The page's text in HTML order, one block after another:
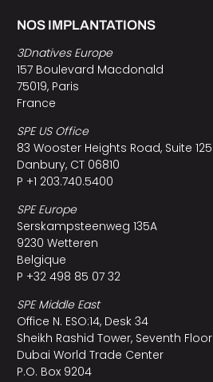
NOS IMPLANTATIONS
3Dnatives Europe
157 Boulevard Macdonald
75019, Paris
France
SPE US Office
83 Wooster Heights Road, Suite 125
Danbury, CT 06810
P +1 203.740.5400
SPE Europe
Serskampsteenweg 135A
9230 Wetteren
Belgique
P +32 498 85 07 32
SPE Middle East
Office N. ESO:14, Desk 34
Sheikh Rashid Tower, Seventh Floor
Dubai World Trade Center
P.O. Box 9204